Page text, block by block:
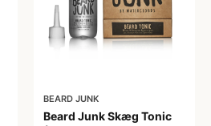
BEARD JUNK
Beard Junk Skæg Tonic